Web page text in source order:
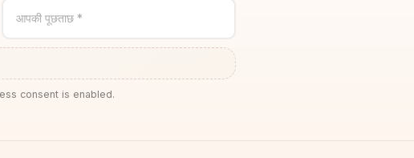
आपकी पूछताछ *
consent is enabled.